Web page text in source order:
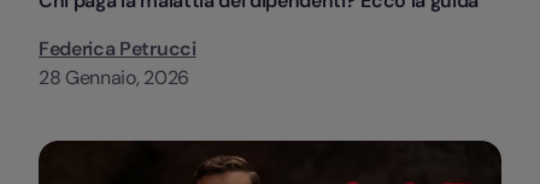
Federica Petrucci
28 Gennaio, 2026